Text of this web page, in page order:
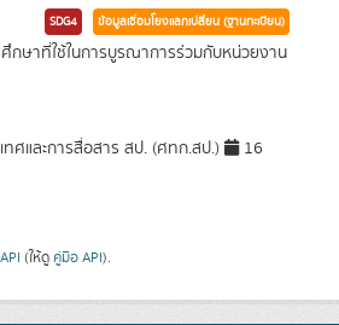
SDG4 ข้อมูลเชื่อมโยงแลกเปลี่ยน (ฐานทะเบียน)
กษาที่ใช้ในการบูรณาการร่วมกับหน่วยงาน
ทศและการสื่อสาร สป. (ศทก.สป.)
16
API (ให้ดู คู่มือ API).